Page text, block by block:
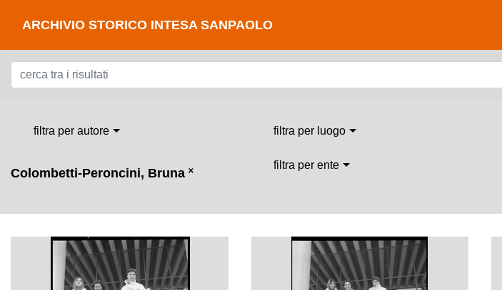
ARCHIVIO STORICO INTESA SANPAOLO
filtra per autore filtra per luogo
Colombetti-Peroncini, Bruna ˟
filtra per ente